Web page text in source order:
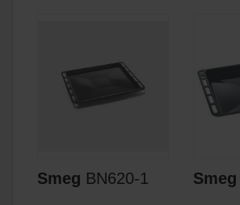
Smeg BN620-1 Smeg